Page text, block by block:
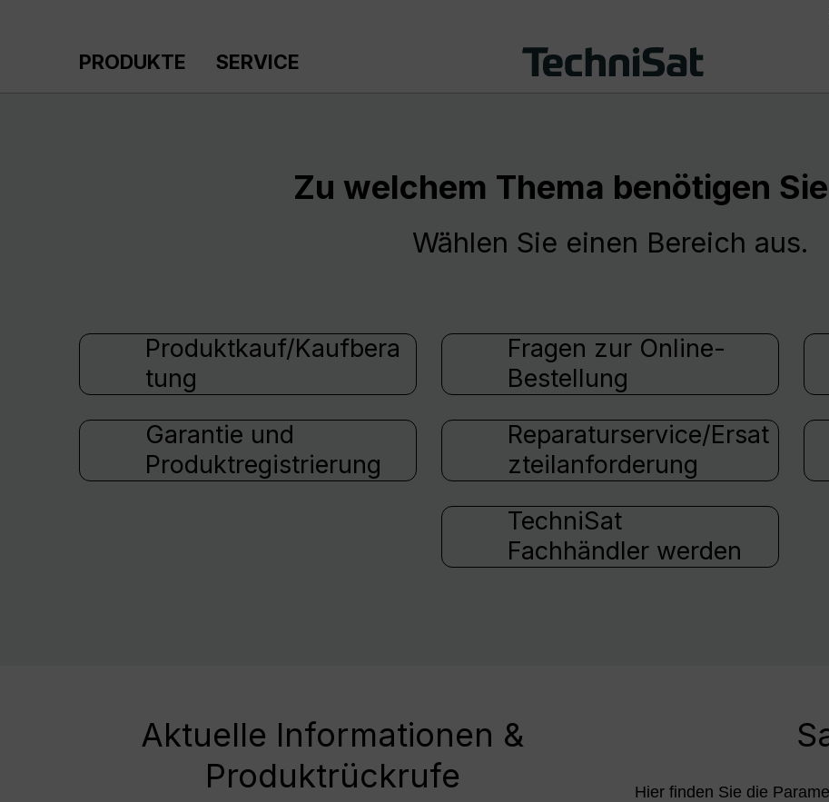
PRODUKTE SERVICE
Zu welchem Thema benötigen
Wählen Sie einen Bereich aus.
Produktkauf/Kaufbera
tung
Fragen zur Online-
Bestellung
Garantie und
Produktregistrierung
Reparaturservice/Ersat
zteilanforderung
TechniSat
Fachhändler werden
Aktuelle Informationen &
Produktrückrufe
Hier finden Sie die